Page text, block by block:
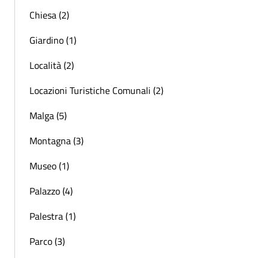
Chiesa (2)
Giardino (1)
Località (2)
Locazioni Turistiche Comunali (2)
Malga (5)
Montagna (3)
Museo (1)
Palazzo (4)
Palestra (1)
Parco (3)